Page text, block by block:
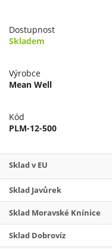
Dostupnost
Skladem
Výrobce
Mean Well
Kód
PLM-12-500
Sklad v EU
Sklad Javůrek
Sklad Moravské Knínice
Sklad Dobrovíz